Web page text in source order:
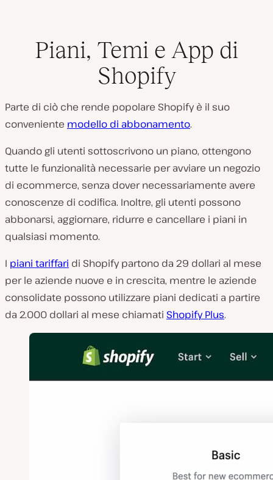
Piani, Temi e App di
Shopify
Parte di ciò che rende popolare Shopify è il suo
conveniente modello di abbonamento.
Quando gli utenti sottoscrivono un piano, ottengono
tutte le funzionalità necessarie per avviare un negozio
di ecommerce, senza dover necessariamente avere
conoscenze di codifica. Inoltre, gli utenti possono
abbonarsi, aggiornare, ridurre e cancellare i piani in
qualsiasi momento.
I piani tariffari di Shopify partono da 29 dollari al mese
per le aziende nuove e in crescita, mentre le aziende
consolidate possono utilizzare piani dedicati a partire
da 2.000 dollari al mese chiamati Shopify Plus.